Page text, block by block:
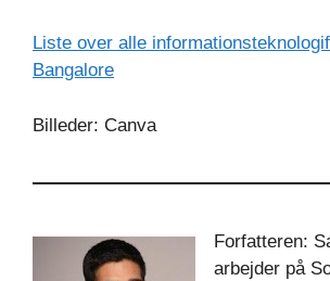
Liste over alle
Bangalore
Billeder: Canva
Forfatteren:
arbejder på